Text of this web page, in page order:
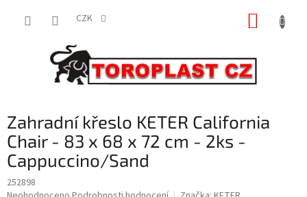
CZK
Zahradní křeslo KETER California
Chair - 83 x 68 x 72 cm - 2ks -
Cappuccino/Sand
252898